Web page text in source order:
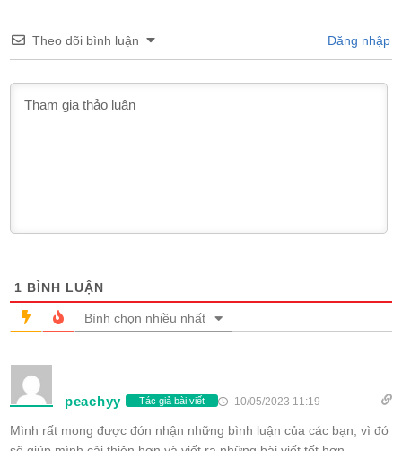
Theo dõi bình luận Đăng nhập
1 BÌNH LUẬN
Bình chọn nhiều nhất
peachyy Tác giả bài viết 10/05/2023 11:19
Mình rất mong được đón nhận những bình luận của các bạn, vì đó